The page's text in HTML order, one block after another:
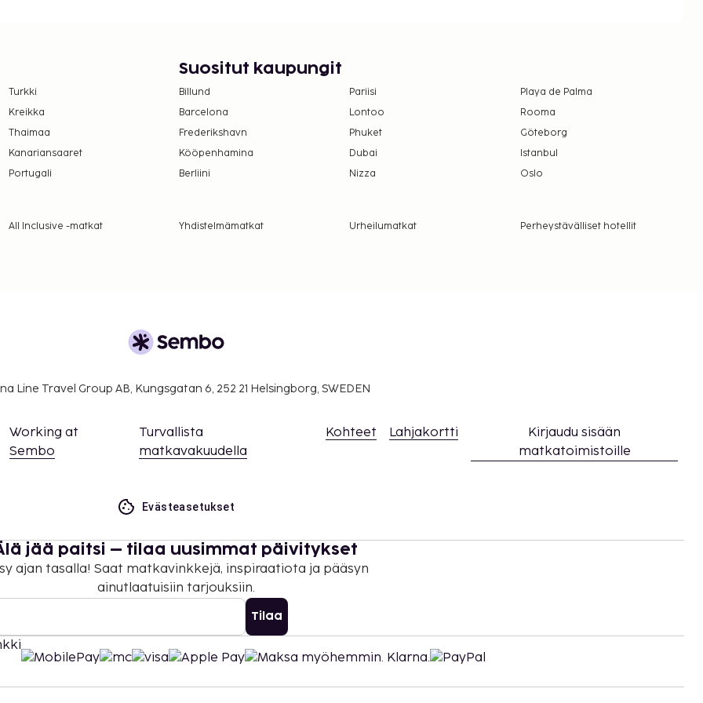
L'Horloge -
maksut.
12 EUR lapsille
Turkki
Kreikka
Thaimaa
Kanariansaaret
Portugali
Suositut kaupungit
Billund Pariisi
Playa de Palma
Barcelona
Lontoo
Rooma
Frederikshavn
Phuket
Göteborg
Kööpenhamina
Dubai
Istanbul
Berliini
Nizza Oslo
All Inclusive -matkat Yhdistelmämatkat Urheilumatkat
Perheystävälliset hotellit
Line Travel Group AB, Kungsgatan 6, 252 21 Helsingborg, SWEDEN
Working at
Sembo
Turvallista
matkavakuudella
Kohteet Lahjakortti
Kirjaudu sisään
matkatoimistoille
Evästeasetukset
jää paitsi – tilaa uusimmat päivitykset
ajan tasalla! Saat matkavinkkejä, inspiraatiota ja pääsyn
ainutlaatuisiin tarjouksiin.
Tilaa